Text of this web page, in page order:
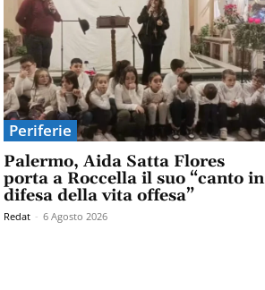
Periferie
Palermo, Aida Satta Flores
porta a Roccella il suo “canto in
difesa della vita offesa”
Redat - 6 Agosto 2026